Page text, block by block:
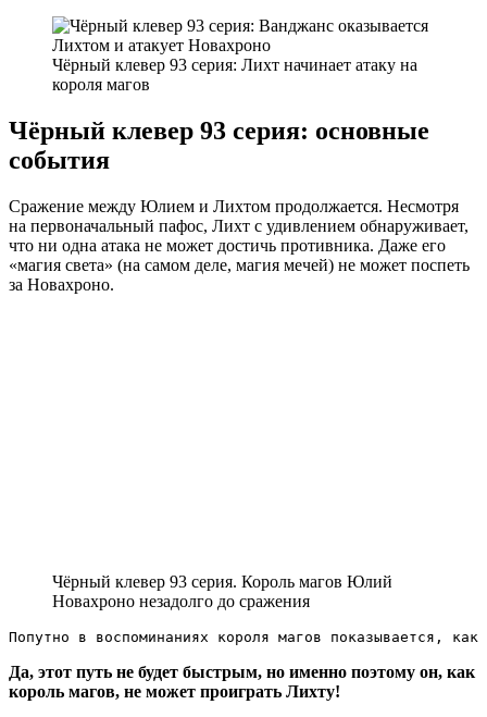
Чёрный клевер 93 серия: Лихт начинает атаку на
короля магов
Чёрный клевер 93 серия: основные
события
Сражение между Юлием и Лихтом продолжается. Несмотря
на первоначальный пафос, Лихт с удивлением обнаруживает,
что ни одна атака не может достичь противника. Даже его
«магия света» (на самом деле, магия мечей) не может поспеть
за Новахроно.
Чёрный клевер 93 серия. Король магов Юлий
Новахроно незадолго до сражения
Попутно в воспоминаниях короля магов показывается,
Да, этот путь не будет быстрым, но именно поэтому он, как
король магов, не может проиграть Лихту!